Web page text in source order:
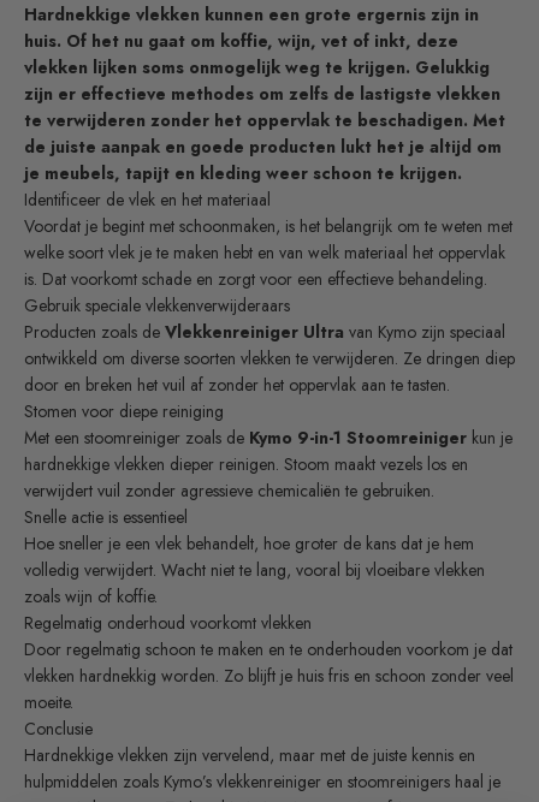
Hardnekkige vlekken kunnen een grote ergernis zijn in
huis. Of het nu gaat om koffie, wijn, vet of inkt, deze
vlekken lijken soms onmogelijk weg te krijgen. Gelukkig
zijn er effectieve methodes om zelfs de lastigste vlekken
te verwijderen zonder het oppervlak te beschadigen. Met
de juiste aanpak en goede producten lukt het je altijd om
je meubels, tapijt en kleding weer schoon te krijgen.
Identificeer de vlek en het materiaal
Voordat je begint met schoonmaken, is het belangrijk om te weten met
welke soort vlek je te maken hebt en van welk materiaal het oppervlak
is. Dat voorkomt schade en zorgt voor een effectieve behandeling.
Gebruik speciale vlekkenverwijderaars
Producten zoals de Vlekkenreiniger Ultra van Kymo zijn speciaal
ontwikkeld om diverse soorten vlekken te verwijderen. Ze dringen diep
door en breken het vuil af zonder het oppervlak aan te tasten.
Stomen voor diepe reiniging
Met een stoomreiniger zoals de Kymo 9-in-1 Stoomreiniger kun je
hardnekkige vlekken dieper reinigen. Stoom maakt vezels los en
verwijdert vuil zonder agressieve chemicaliën te gebruiken.
Snelle actie is essentieel
Hoe sneller je een vlek behandelt, hoe groter de kans dat je hem
volledig verwijdert. Wacht niet te lang, vooral bij vloeibare vlekken
zoals wijn of koffie.
Regelmatig onderhoud voorkomt vlekken
Door regelmatig schoon te maken en te onderhouden voorkom je dat
vlekken hardnekkig worden. Zo blijft je huis fris en schoon zonder veel
moeite.
Conclusie
Hardnekkige vlekken zijn vervelend, maar met de juiste kennis en
hulpmiddelen zoals Kymo’s vlekkenreiniger en stoomreinigers haal je